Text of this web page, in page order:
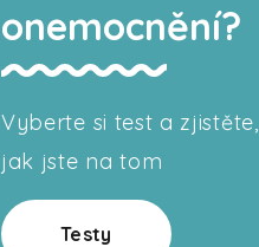
onemocnění?
Vyberte si test a zjistěte,
jak jste na tom
Testy